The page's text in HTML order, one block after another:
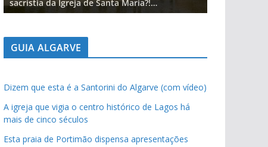
sacristia da Igreja de Santa Maria?!…
GUIA ALGARVE
Dizem que esta é a Santorini do Algarve (com vídeo)
A igreja que vigia o centro histórico de Lagos há
mais de cinco séculos
Esta praia de Portimão dispensa apresentações